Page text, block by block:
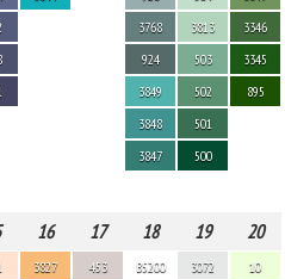
3768
924
3849
3848
3847
3813
503
502
501
500
3346
3345
895
16 17 18 19 20
3827
453
B5200
3072
10